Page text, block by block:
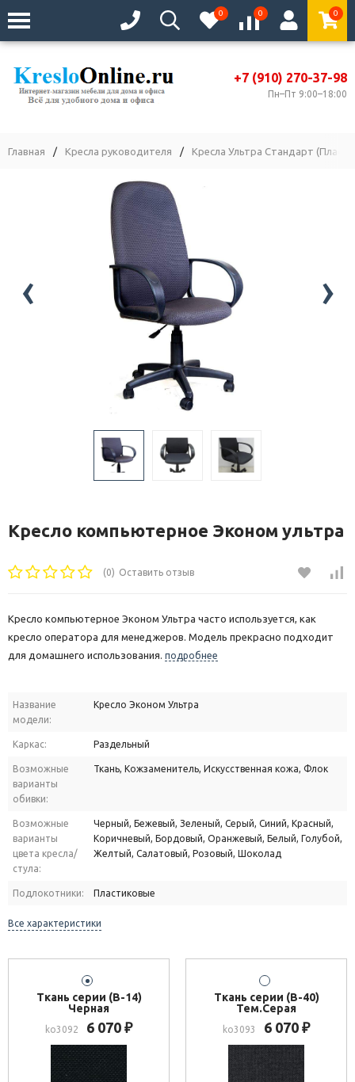
0 0 0
+7 (910) 270-37-98
Пн–Пт 9:00–18:00
Главная / Кресла руководителя / Кресла Ультра Стандарт
‹ ›
Кресло компьютерное Эконом ультра
(0) Оставить отзыв
Кресло компьютерное Эконом Ультра часто используется, как
кресло оператора для менеджеров. Модель прекрасно подходит
для домашнего использования. подробнее
Название
модели:
Кресло Эконом Ультра
Каркас: Раздельный
Возможные
варианты
обивки:
Ткань, Кожзаменитель, Искусственная кожа, Флок
Возможные
варианты
цвета кресла/
стула:
Черный, Бежевый, Зеленый, Серый, Синий, Красный,
Коричневый, Бордовый, Оранжевый, Белый, Голубой,
Желтый, Салатовый, Розовый, Шоколад
Подлокотники: Пластиковые
Все характеристики
Ткань серии (В-14)
Черная
ko3092 6 070 ₽
Ткань серии (В-40)
Тем.Серая
ko3093 6 070 ₽